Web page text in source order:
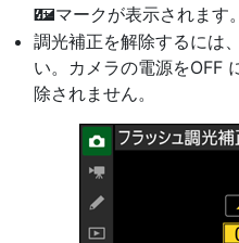
Yマークが表示されます。
調光補正を解除するには
い。カメラの電源をOFF
除されません。